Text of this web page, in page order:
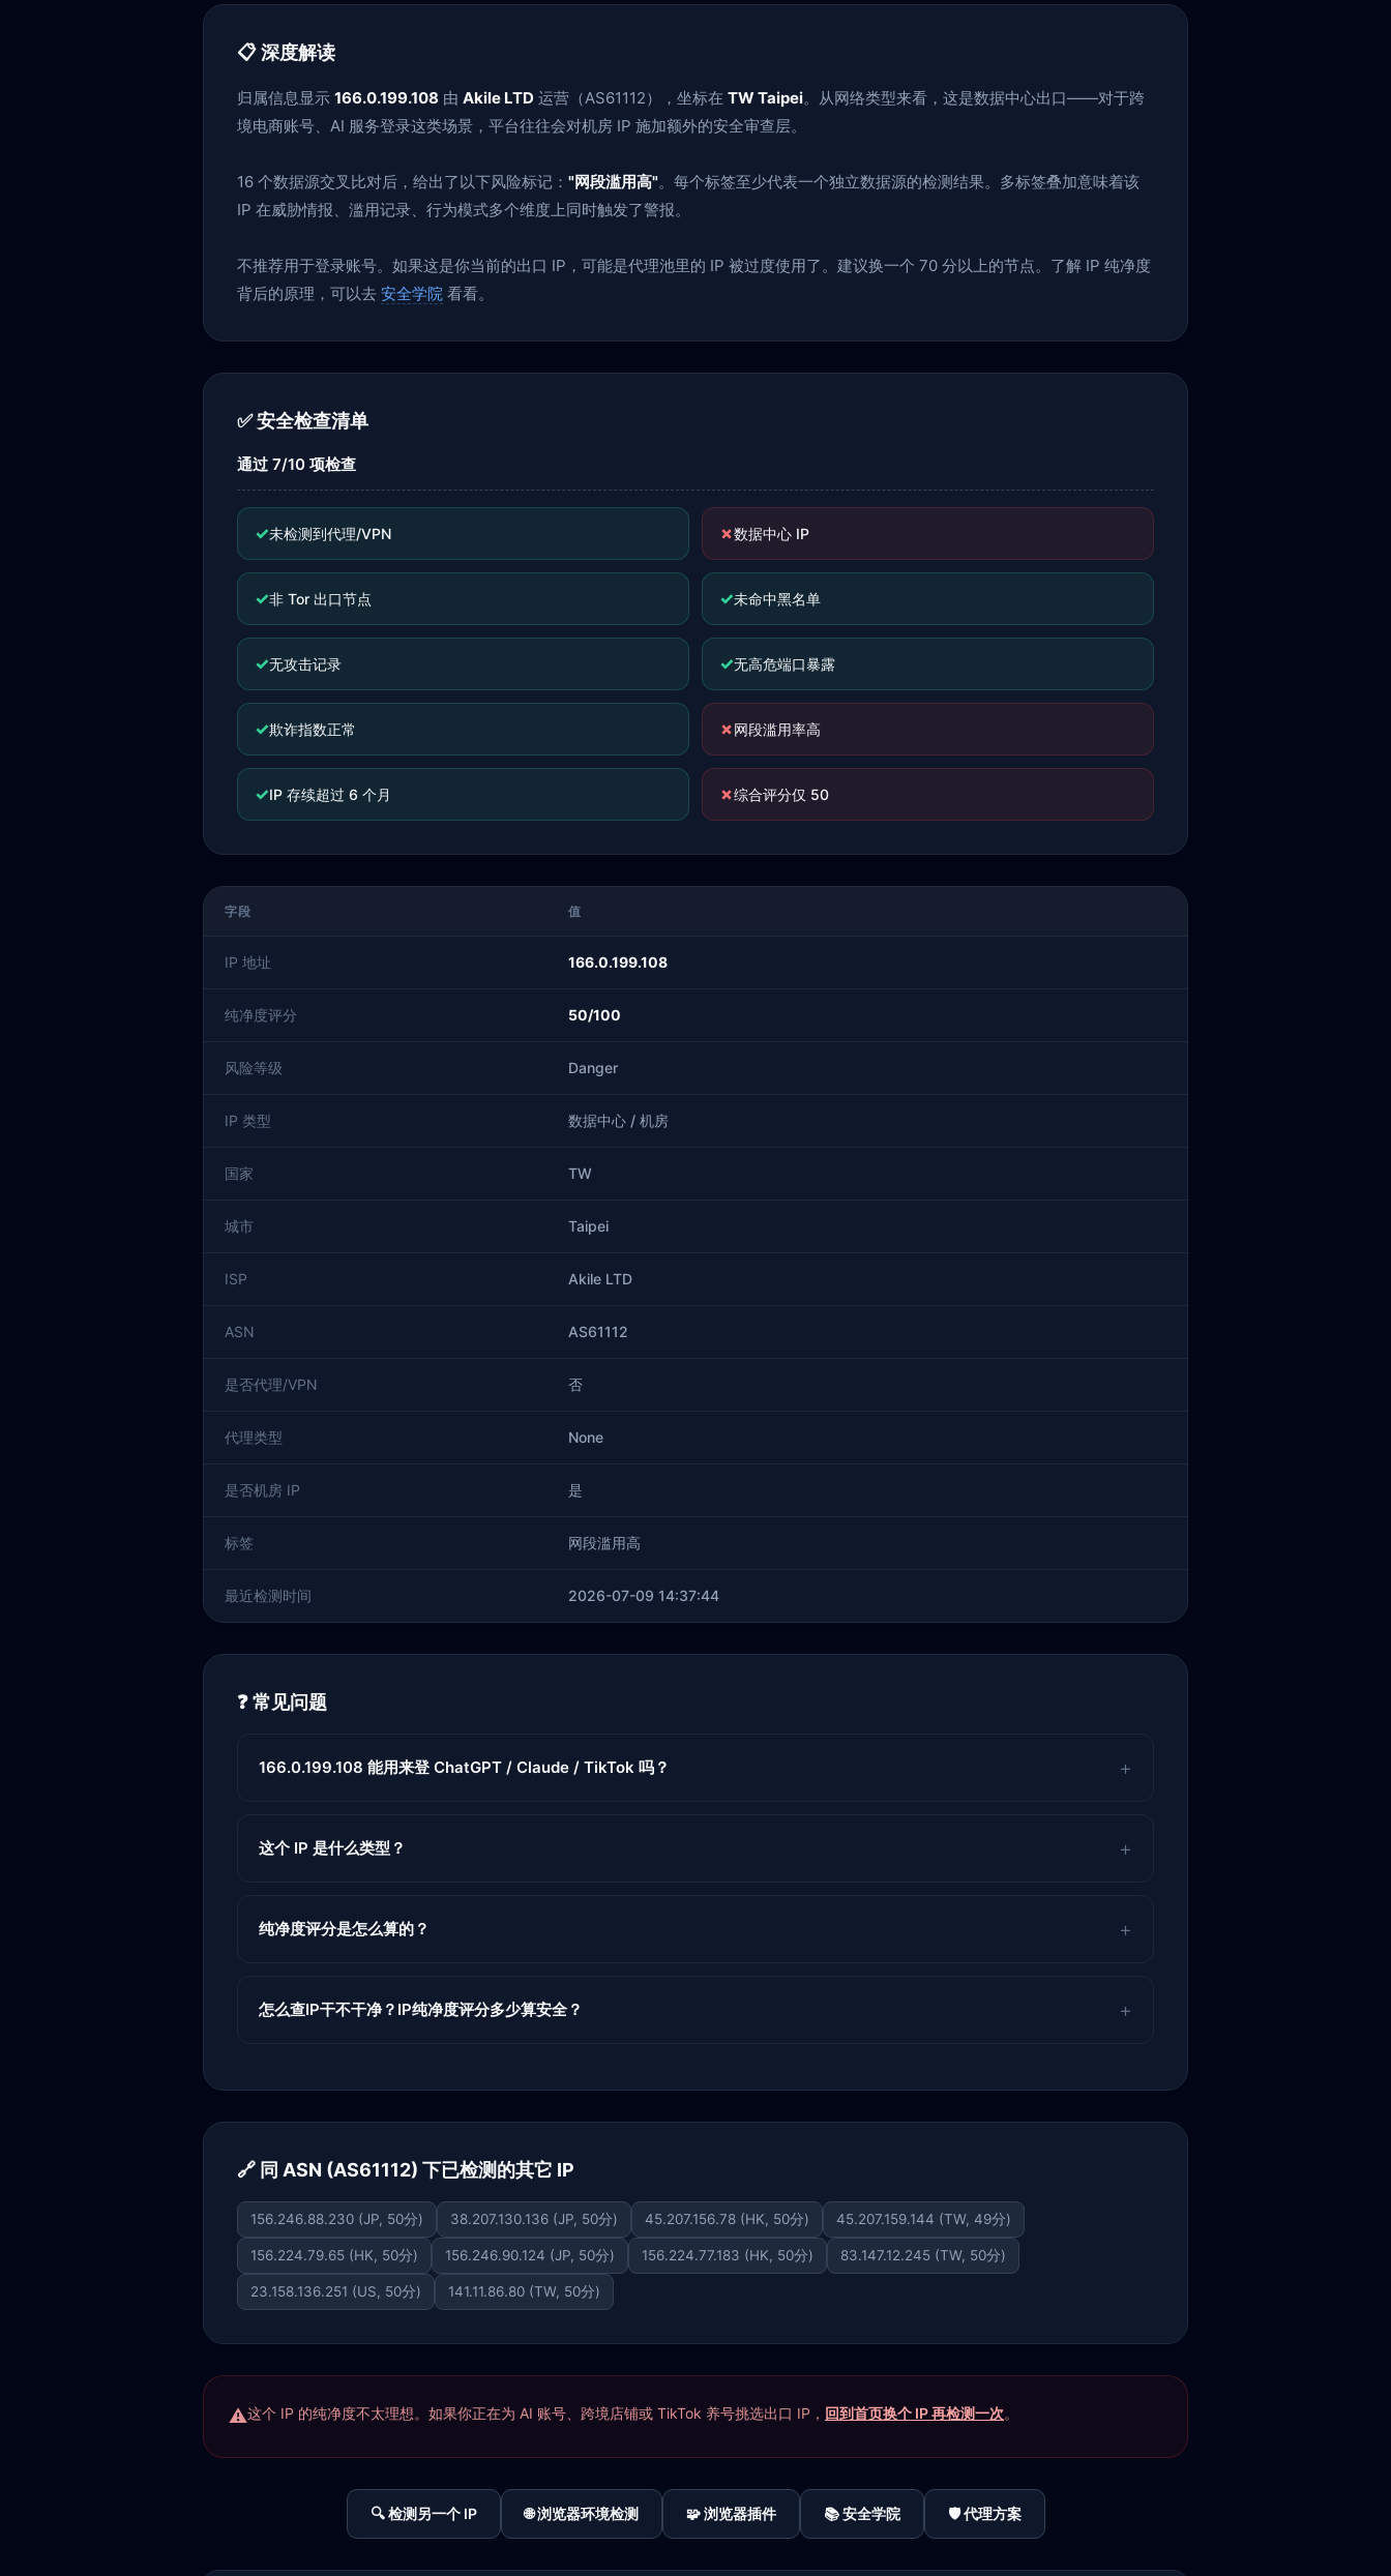
📋 深度解读
归属信息显示 166.0.199.108 由 Akile LTD 运营（AS61112），坐标在 TW Taipei。从网络类型来看，这是数据中心出口——对于跨
境电商账号、AI 服务登录这类场景，平台往往会对机房 IP 施加额外的安全审查层。
16 个数据源交叉比对后，给出了以下风险标记： "网段滥用高"。每个标签至少代表一个独立数据源的检测结果。多标签叠加意味着该
IP 在威胁情报、滥用记录、行为模式多个维度上同时触发了警报。
不推荐用于登录账号。如果这是你当前的出口 IP，可能是代理池里的 IP 被过度使用了。建议换一个 70 分以上的节点。了解 IP 纯净度
背后的原理，可以去 安全学院 看看。
✅ 安全检查清单
通过 7/10 项检查
✓未检测到代理/VPN ✗数据中心 IP
✓非 Tor 出口节点 ✓未命中黑名单
✓无攻击记录 ✓无高危端口暴露
✓欺诈指数正常 ✗网段滥用率高
✓IP 存续超过 6 个月 ✗综合评分仅 50
字段 值
IP 地址 166.0.199.108
纯净度评分 50/100
风险等级 Danger
IP 类型 数据中心 / 机房
国家 TW
城市 Taipei
ISP Akile LTD
ASN AS61112
是否代理/VPN 否
代理类型 None
是否机房 IP 是
标签 网段滥用高
最近检测时间 2026-07-09 14:37:44
❓ 常见问题
166.0.199.108 能用来登 ChatGPT / Claude / TikTok 吗？
这个 IP 是什么类型？
纯净度评分是怎么算的？
怎么查IP干不干净？IP纯净度评分多少算安全？
🔗 同 ASN (AS61112) 下已检测的其它 IP
156.246.88.230 (JP, 50分) 38.207.130.136 (JP, 50分) 45.207.156.78 (HK, 50分) 45.207.159.144 (TW, 49分)
156.224.79.65 (HK, 50分) 156.246.90.124 (JP, 50分) 156.224.77.183 (HK, 50分) 83.147.12.245 (TW, 50分)
23.158.136.251 (US, 50分) 141.11.86.80 (TW, 50分)
这个 IP 的纯净度不太理想。如果你正在为 AI 账号、跨境店铺或 TikTok 养号挑选出口 IP， 回到首页换个 IP 再检测一次。
🔍 检测另一个 IP 🌐 浏览器环境检测 🧩 浏览器插件 📚 安全学院 🛡️ 代理方案